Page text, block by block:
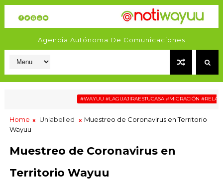
Agencia Autónoma De Comunicaciones
#WAYUU #LAGUAJIRAESTUCASA #MIGRACIÓN
Home Unlabelled
Muestreo de Coronavirus en Territorio
Wayuu
Muestreo de Coronavirus en
Territorio Wayuu